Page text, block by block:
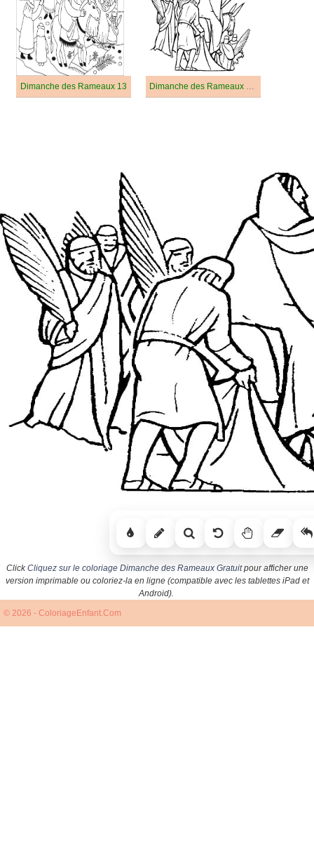
Dimanche des Rameaux 13 Dimanche des Rameaux Gratuit
ClickCliquez sur le coloriage Dimanche des Rameaux Gratuitpour afficher une
version imprimable ou coloriez-la en ligne (compatible avec les tablettes iPad et
Android).
© 2026 - ColoriageEnfant.Com